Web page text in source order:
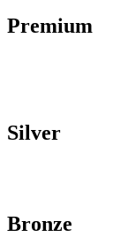
Premium
Silver
Bronze